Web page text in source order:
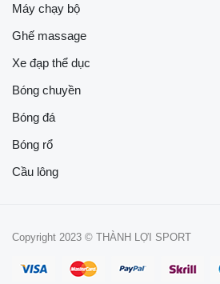
Máy chạy bộ
Ghế massage
Xe đạp thể dục
Bóng chuyền
Bóng đá
Bóng rổ
Cầu lông
Copyright 2023 © THÀNH LỢI SPORT